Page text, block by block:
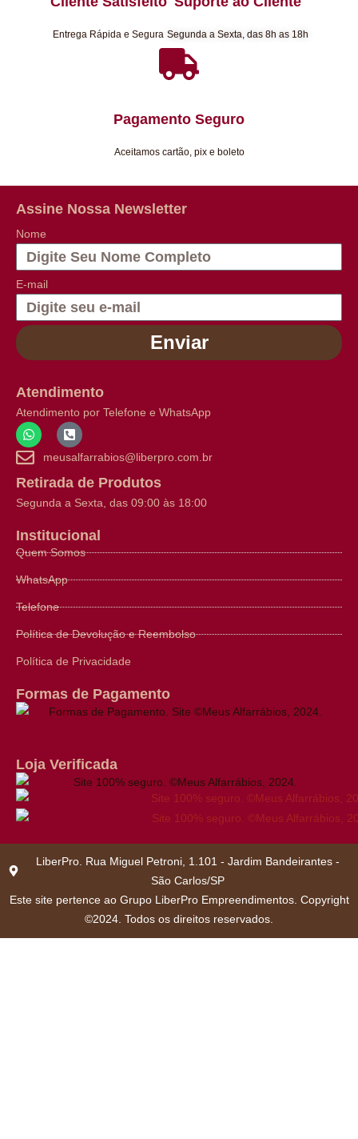
Entrega Rápida e Segura Segunda a Sexta, das 8h as 18h
Pagamento Seguro
Aceitamos cartão, pix e boleto
Assine Nossa Newsletter
Nome
E-mail
Enviar
Atendimento
Atendimento por Telefone e WhatsApp
meusalfarrabios@liberpro.com.br
Retirada de Produtos
Segunda a Sexta, das 09:00 às 18:00
Institucional
Quem Somos
WhatsApp
Telefone
Política de Devolução e Reembolso
Política de Privacidade
Formas de Pagamento
Loja Verificada
LiberPro. Rua Miguel Petroni, 1.101 - Jardim Bandeirantes -
São Carlos/SP
Este site pertence ao Grupo LiberPro Empreendimentos. Copyright
©2024. Todos os direitos reservados.